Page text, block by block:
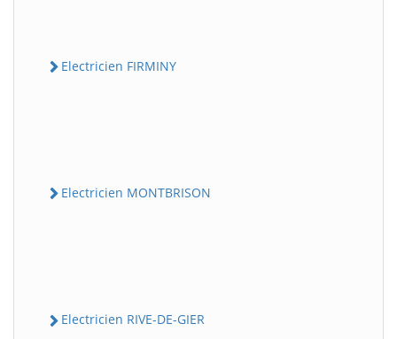
Electricien FIRMINY
Electricien MONTBRISON
Electricien RIVE-DE-GIER